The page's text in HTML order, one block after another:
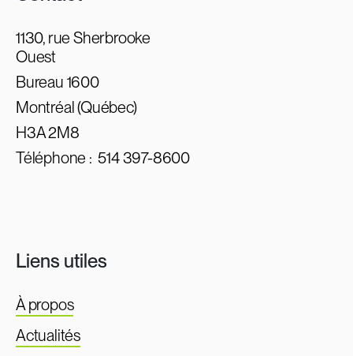
1130, rue Sherbrooke
Ouest
Bureau 1600
Montréal (Québec)
H3A 2M8
Téléphone :514 397-8600
Liens utiles
À propos
Actualités